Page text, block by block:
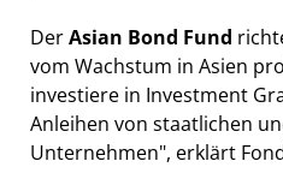
DerAsian Bond Fund
vom Wachstum in Asien
investiere in Investment
Anleihen von staatlichen
Unternehmen", erklärt